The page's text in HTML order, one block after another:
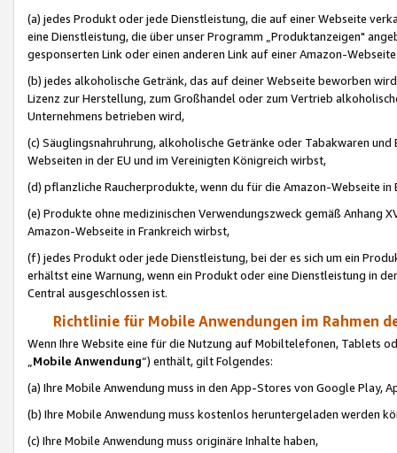
(a) jedes Produkt oder jede Dienstleistung, die auf einer Webseite
eine Dienstleistung, die über unser Programm „Produktanzeigen"
gesponserten Link oder einen anderen Link auf einer Amazon-
(b) jedes alkoholische Getränk, das auf deiner Webseite beworben
Lizenz zur Herstellung, zum Großhandel oder zum Vertrieb
Unternehmens betrieben wird,
(c) Säuglingsnahruhrung, alkoholische Getränke oder Tabakwaren
Webseiten in der EU und im Vereinigten Königreich wirbst,
(d) pflanzliche Raucherprodukte, wenn du für die Amazon-Webseite in
(e) Produkte ohne medizinischen Verwendungszweck gemäß Anhang
Amazon-Webseite in Frankreich wirbst,
(f) jedes Produkt oder jede Dienstleistung, bei der es sich um ein
erhältst eine Warnung, wenn ein Produkt oder eine Dienstleistung in
Central ausgeschlossen ist.
Richtlinie für Mobile Anwendungen im Rahmen
Wenn Ihre Website eine für die Nutzung auf Mobiltelefonen, Tablets
„Mobile Anwendung“) enthält, gilt Folgendes:
(a) Ihre Mobile Anwendung muss in den App-Stores von Google Play,
(b) Ihre Mobile Anwendung muss kostenlos heruntergeladen werden
(c) Ihre Mobile Anwendung muss originäre Inhalte haben,